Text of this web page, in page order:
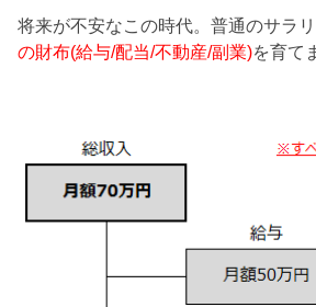
将来が不安なこの時代。普通のサラ
の財布(給与/配当/不動産/副業)を育て